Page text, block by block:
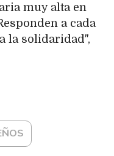
muy alta en
a cada
la solidaridad",